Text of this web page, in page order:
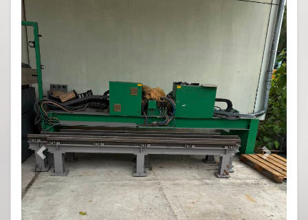
Previous Next